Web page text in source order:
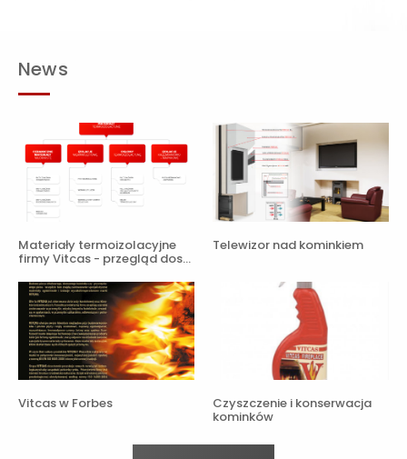
News
Materiały termoizolacyjne
firmy Vitcas - przegląd dos…
Telewizor nad kominkiem
Vitcas w Forbes Czyszczenie i konserwacja
kominków